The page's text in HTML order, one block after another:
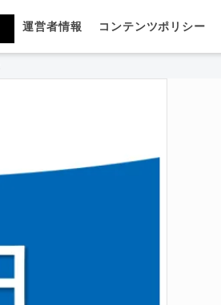
運営者情報 コンテンツポリシー